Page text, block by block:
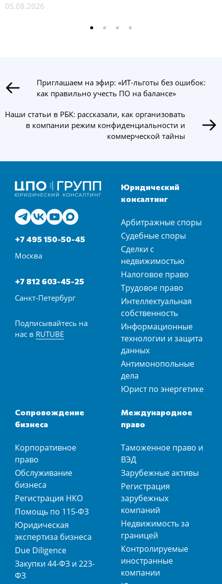
05.08.2026
Приглашаем на эфир: «ИТ-льготы без ошибок:
как правильно учесть ПО на балансе»
Наши статьи в РБК: рассказали, как организовать
в компании режим конфиденциальности и
коммерческой тайны
+7 495 150-50-45
Москва
+7 812 603-45-25
Санкт-Петербург
Подписывайтесь на
нас в RUTUBE
Юридический
консалтинг
Арбитражные споры
Судебные споры
Сделки с
недвижимостью
Налоговое право
Трудовое право
Интеллектуальная
собственность
Информационные
технологии и защита
данных
Антимонопольные
дела
Юрист по энергетике
Сопровождение
бизнеса
Корпоративное
право
Обслуживание
бизнеса
Регистрация НКО
Помощь по 115-ФЗ
Юридическая
экспертиза бизнеса
Due Diligence
Закупки 44-ФЗ и 223-
ФЗ
Международное
право
Таможенное право и
ВЭД
Зарубежные активы
Регистрация
зарубежных
компаний
Недвижимость за
границей
Контролируемые
иностранные
компании